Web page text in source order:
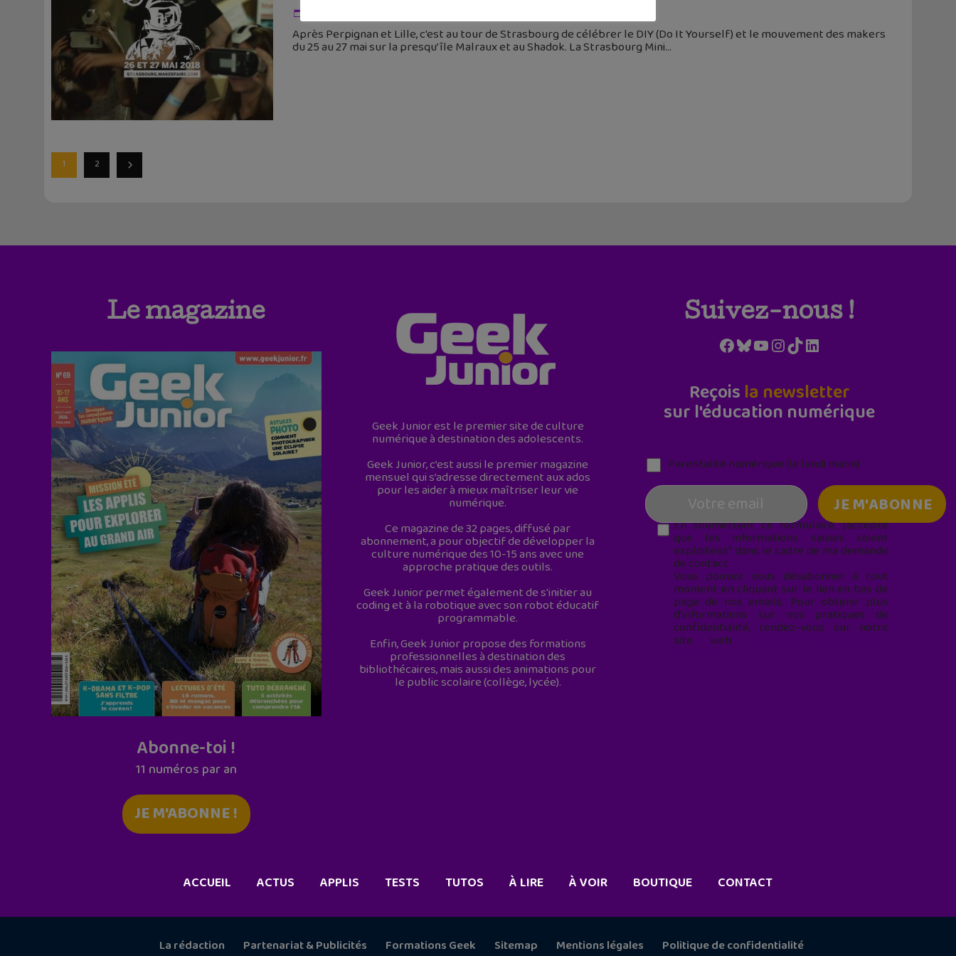
Après Perpignan et Lille, c'est au tour de Strasbourg de célébrer le DIY (Do It Yourself) et le mouvement des makers
du 25 au 27 mai sur la presqu’île Malraux et au Shadok. La Strasbourg Mini
1 2
Le magazine
Abonne-toi !
11 numéros par an
JE M'ABONNE !
Geek Junior est le premier site de culture
numérique à destination des adolescents.
Geek Junior, c’est aussi le premier magazine
mensuel qui s’adresse directement aux ados
pour les aider à mieux maîtriser leur vie
numérique.
Ce magazine de 32 pages, diffusé par
abonnement, a pour objectif de développer la
culture numérique des 10-15 ans avec une
approche pratique des outils.
Geek Junior permet également de s'initier au
coding et à la robotique avec son robot éducatif
programmable.
Enfin, Geek Junior propose des formations
professionnelles à destination des
bibliothécaires, mais aussi des animations pour
le public scolaire (collège, lycée).
Suivez-nous !
Facebook
Bluesky
YouTube
Instagram
TikTokLinkedIn
Reçois la newsletter
sur l'éducation numérique
Parentalité numérique (le lundi matin)
En soumettant ce formulaire, j’accepte
que les informations saisies soient
exploitées* dans le cadre de ma demande
de contact.
Vous pouvez vous désabonner à tout
moment en cliquant sur le lien en bas de
page de nos emails. Pour obtenir plus
d'informations sur nos pratiques de
confidentialité, rendez-vous sur notre
site web
ACCUEIL ACTUS APPLIS TESTS TUTOS À LIRE À VOIR BOUTIQUE CONTACT
La rédaction Partenariat & Publicités Formations Geek Sitemap Mentions légales Politique de confidentialité